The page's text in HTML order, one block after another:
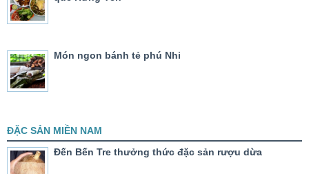
Món ngon bánh tẻ phú Nhi
ĐẶC SẢN MIỀN NAM
Đến Bến Tre thưởng thức đặc sản rượu dừa